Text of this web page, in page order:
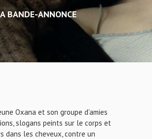
BANDE-ANNONCE
Oxana et son groupe d’amies
slogans peints sur le corps et
dans les cheveux, contre un